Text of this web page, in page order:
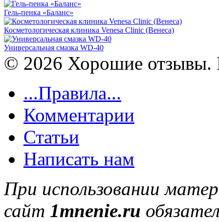
Гель-пенка «Баланс»
Косметологическая клиника Venesa Clinic (Венеса)
Универсальная смазка WD-40
© 2026 Хорошие отзывы.
...Правила...
Комментарии
Статьи
Написать нам
При использовании
сайт 1mnenie.ru